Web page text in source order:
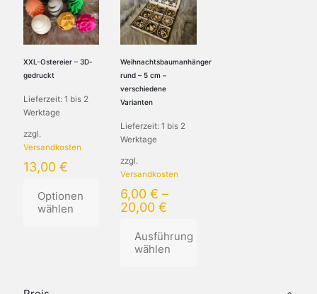
XXL-Ostereier – 3D-
gedruckt
Lieferzeit: 1 bis 2
Werktage
zzgl.
Versandkosten
13,00 €
Optionen
wählen
Varianten
Weihnachtsbaumanhänger
rund – 5 cm –
verschiedene
Varianten
Lieferzeit:1 bis 2
Werktage
zzgl.
Versandkosten
6,00€ –
20,00€
Ausführung
wählen